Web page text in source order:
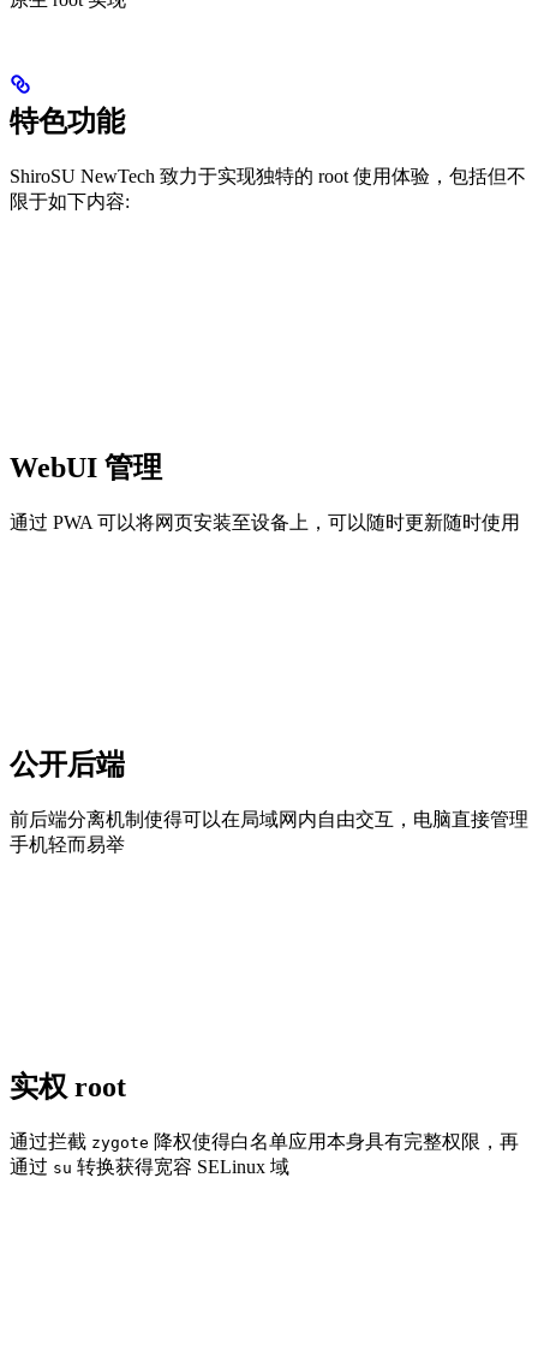
特色功能
ShiroSU NewTech 致力于实现独特的 root 使用体验，包括但不
限于如下内容:
WebUI 管理
通过 PWA 可以将网页安装至设备上，可以随时更新随时使用
公开后端
前后端分离机制使得可以在局域网内自由交互，电脑直接管理
手机轻而易举
实权 root
通过拦截 zygote 降权使得白名单应用本身具有完整权限，再
通过 su 转换获得宽容 SELinux 域